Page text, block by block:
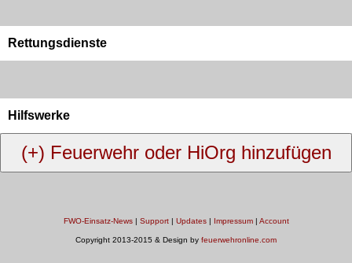
Rettungsdienste
Hilfswerke
FWO-Einsatz-News| Support| Updates| Impressum| Account
Copyright 2013-2015 & Design by feuerwehronline.com